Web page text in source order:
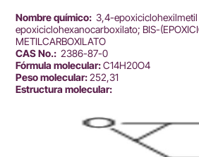
Nombre químico:3,4-
epoxiciclohexanocarboxilato; BIS-
METILCARBOXILATO
CAS No.:2386-87-0
Fórmula molecular:C14H20O4
Peso molecular:252,31
Estructura molecular: